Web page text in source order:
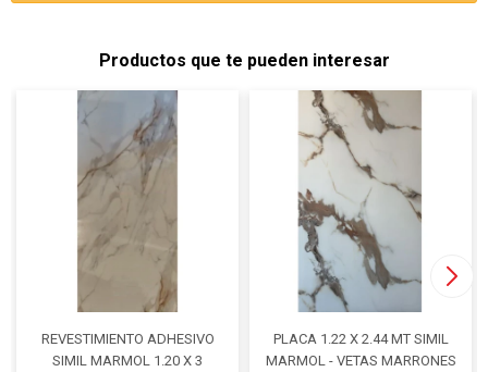
Productos que te pueden interesar
REVESTIMIENTO ADHESIVO
SIMIL MARMOL 1.20 X 3
PLACA 1.22 X 2.44 MT SIMIL
MARMOL - VETAS MARRONES